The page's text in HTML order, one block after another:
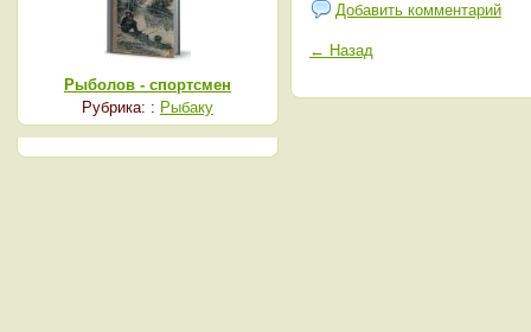
Добавить комментарий
← Назад
Рыболов - спортсмен
Рубрика: : Рыбаку